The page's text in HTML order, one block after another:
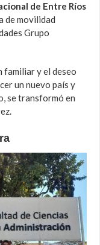
de Entre Ríos
de movilidad
Grupo
familiar y el deseo
un nuevo país y
se transformó en